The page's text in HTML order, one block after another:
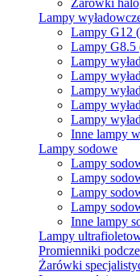
Lampy
Lampy G12
Lampy
Lampy
Lampy
Lampy
Lampy
Lampy
Inne lampy
Lampy sodowe
Lampy
Lampy
Lampy
Lampy
Inne lampy
Lampy
Promienniki
Żarówki